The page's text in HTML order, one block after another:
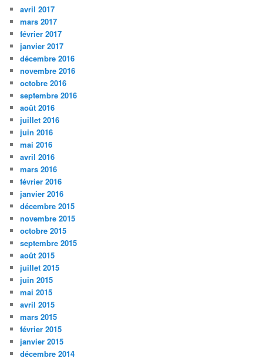
avril 2017
mars 2017
février 2017
janvier 2017
décembre 2016
novembre 2016
octobre 2016
septembre 2016
août 2016
juillet 2016
juin 2016
mai 2016
avril 2016
mars 2016
février 2016
janvier 2016
décembre 2015
novembre 2015
octobre 2015
septembre 2015
août 2015
juillet 2015
juin 2015
mai 2015
avril 2015
mars 2015
février 2015
janvier 2015
décembre 2014